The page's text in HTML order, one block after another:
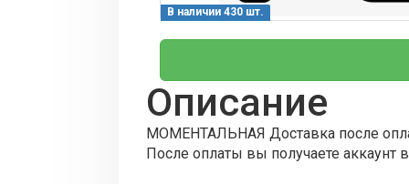
В наличии 430 шт.
Описание
МОМЕНТАЛЬНАЯ Доставка после
После оплаты вы получаете аккаунт